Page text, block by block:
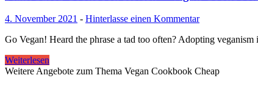
4. November 2021 - Hinterlasse einen Kommentar
Go Vegan! Heard the phrase a tad too often? Adopting
Weiterlesen
Weitere Angebote zum Thema Vegan Cookbook Cheap